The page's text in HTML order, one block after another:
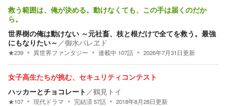
救う範囲は、俺が決める。動けなくても、この手は届くのだか
ら。
世界樹の俺は動けない ～元社畜、枝と根だけで全てを救う。最強
にもなりたい～ ／御水パレヱド
★239 異世界ファンタジー 連載中 107話 2026年7月31日更新
女子高生たちが挑む、セキュリティコンテスト
ハッカーとチョコレート ／鶴見トイ
★107 現代ドラマ 完結済57話 2018年8月28日更新